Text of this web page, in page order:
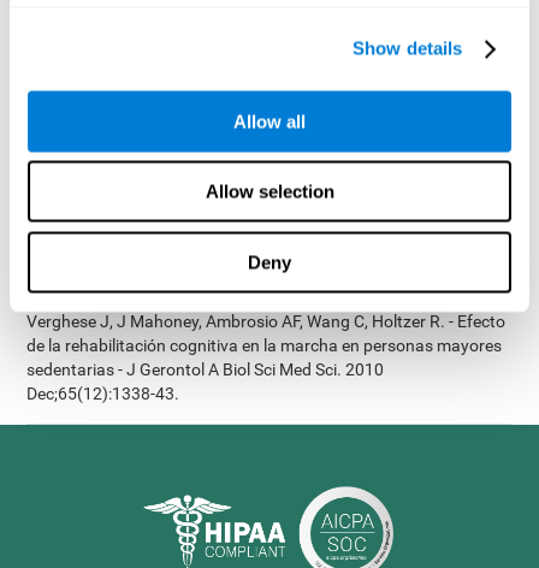
Show details
Allow all
Allow selection
Deny
Korczyn dC, Peretz C, Aharonson V, et al. - El programa
de ordenador: Estudio prospectivo, aleatorizado, doble ciego de
intervención en los ancianos. Alzheimer y Demencia: El diario de
cognitivo en pacientes ancianos con entrenamiento cognitivo
computarizado - El Alzheimer y a Demencia: El diario de la
Asociación de Alzheimer de 2008, cuatro (4): T492.
Verghese J, J Mahoney, Ambrosio AF, Wang C, Holtzer R. - Efecto
de la rehabilitación cognitiva en la marcha en personas mayores
sedentarias - J Gerontol A Biol Sci Med Sci. 2010
Dec;65(12):1338-43.